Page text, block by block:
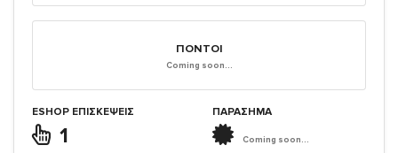
ΠΌΝΤΟΙ
Coming soon...
ESHOP ΕΠΙΣΚΈΨΕΙΣ
1
ΠΑΡΑΣΗΜΑ
Coming soon...